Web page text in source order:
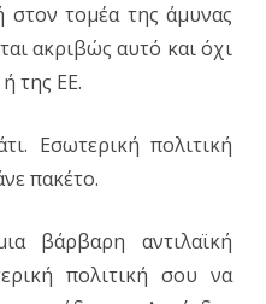
στον τομέα της άμυνας
ακριβώς αυτό και όχι
της ΕΕ.
Εσωτερική πολιτική
πακέτο.
βάρβαρη αντιλαϊκή
πολιτική σου να